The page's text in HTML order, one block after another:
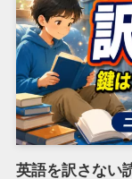
英語を訳さない